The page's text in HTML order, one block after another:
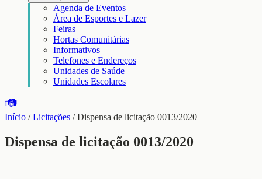
Agenda de Eventos
Área de Esportes e Lazer
Feiras
Hortas Comunitárias
Informativos
Telefones e Endereços
Unidades de Saúde
Unidades Escolares
f📷
Início /Licitações /Dispensa de licitação 0013/2020
Dispensa de licitação 0013/2020